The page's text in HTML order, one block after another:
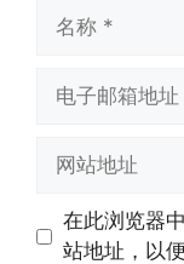
址
址
在此浏览器
站地址，以